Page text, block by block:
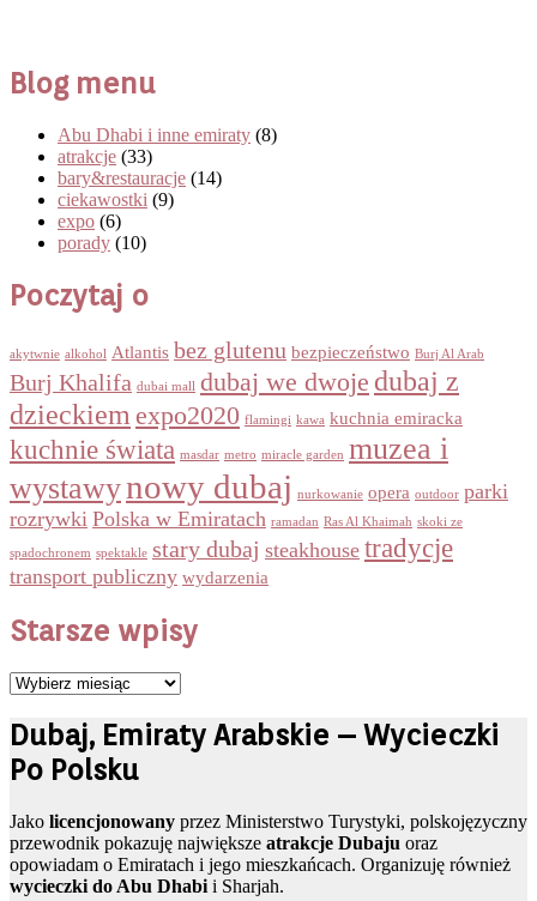
Blog menu
Abu Dhabi i inne emiraty (8)
atrakcje (33)
bary&restauracje (14)
ciekawostki (9)
expo (6)
porady (10)
Poczytaj o
akytwnie alkohol Atlantis bez glutenu bezpieczeństwo Burj Al Arab
Burj Khalifa dubai mall dubaj we dwoje dubaj z
dzieckiem expo2020 flamingi kawa kuchnia emiracka
kuchnie świata masdar metro miracle garden muzea i
wystawynowy dubaj nurkowanie opera outdoor parki
rozrywki Polska w Emiratach ramadan Ras Al Khaimah skoki ze
spadochronem spektakle stary dubaj steakhouse tradycje
transport publiczny wydarzenia
Starsze wpisy
Starsze
Dubaj, Emiraty Arabskie – Wycieczki
Po Polsku
Jako licencjonowany przez Ministerstwo Turystyki, polskojęzyczny
przewodnik pokazuję największe atrakcje Dubaju oraz
opowiadam o Emiratach i jego mieszkańcach. Organizuję również
wycieczki do Abu Dhabi i Sharjah.